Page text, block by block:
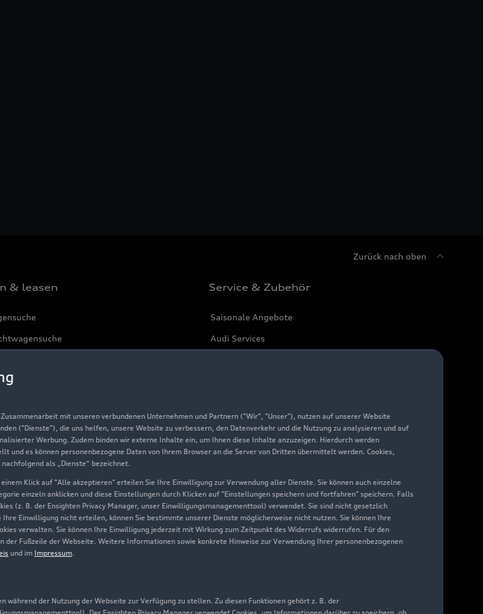
mit unseren verbundenen Unternehmen und Partnern ("Wir", "Unser"), nutzen auf unserer Website
("Dienste"), die uns helfen, unsere Website zu verbessern, den Datenverkehr und die Nutzung zu analysieren und auf
Werbung. Zudem binden wir externe Inhalte ein, um Ihnen diese Inhalte anzuzeigen. Hierdurch werden
und es können personenbezogene Daten von Ihrem Browser an die Server von Dritten übermittelt werden. Cookies,
als „Dienste“ bezeichnet.
Klick auf "Alle akzeptieren" erteilen Sie Ihre Einwilligung zur Verwendung aller Dienste. Sie können auch einzelne
einzeln anklicken und diese Einstellungen durch Klicken auf "Einstellungen speichern und fortfahren" speichern. Falls
(z. B. der Ensighten Privacy Manager, unser Einwilligungsmanagementtool) verwendet. Sie sind nicht gesetzlich
Einwilligung nicht erteilen, können Sie bestimmte unserer Dienste möglicherweise nicht nutzen. Sie können Ihre
verwalten. Sie können Ihre Einwilligung jederzeit mit Wirkung zum Zeitpunkt des Widerrufs widerrufen. Für den
Fußzeile der Webseite. Weitere Informationen sowie konkrete Hinweise zur Verwendung Ihrer personenbezogenen
und im Impressum.
während der Nutzung der Webseite zur Verfügung zu stellen. Zu diesen Funktionen gehört z. B. der
Zurück nach oben
& leasen Service & Zubehör
Saisonale Angebote
Audi Services
Relations
Media Center